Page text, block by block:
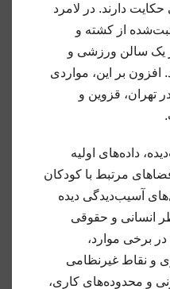
دارند. در لامرد
از کشته و
یک سالن ورزشی و
بر این، مواردی
تهران، قزوین و
داده‌های اولیه
مرتبط با کودکان
آسیب‌دیدگی دیده
انسانی و حقوقی
برخی موارد،
و نقاط غیرنظامی
و محدوده‌های کاری،